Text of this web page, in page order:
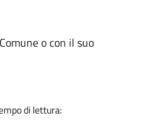
o con il suo
di lettura: